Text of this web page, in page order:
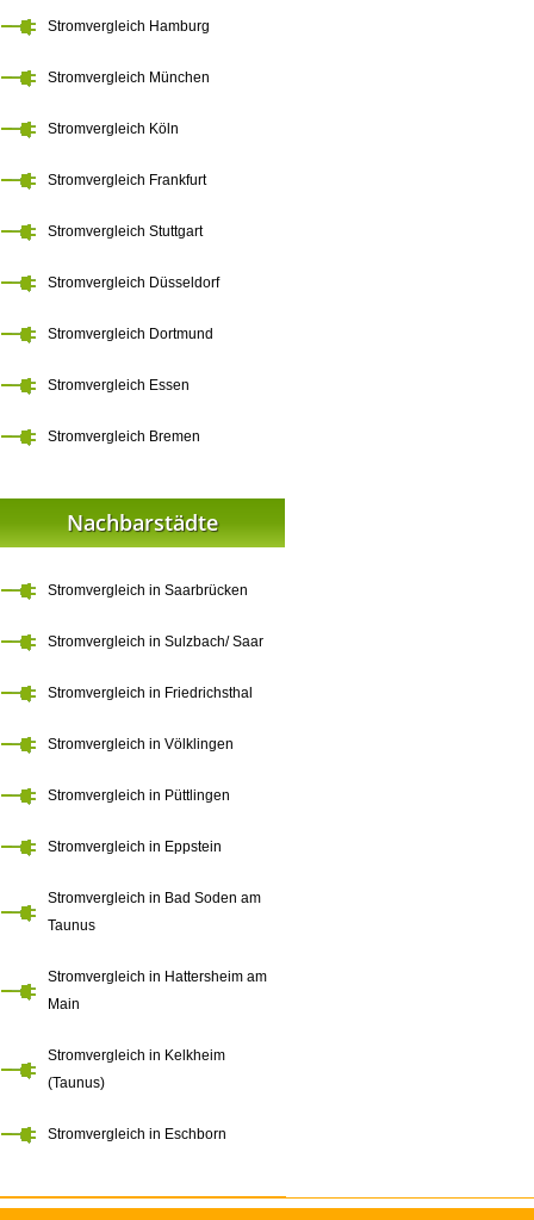
Stromvergleich Hamburg
Stromvergleich München
Stromvergleich Köln
Stromvergleich Frankfurt
Stromvergleich Stuttgart
Stromvergleich Düsseldorf
Stromvergleich Dortmund
Stromvergleich Essen
Stromvergleich Bremen
Nachbarstädte
Stromvergleich in Saarbrücken
Stromvergleich in Sulzbach/ Saar
Stromvergleich in Friedrichsthal
Stromvergleich in Völklingen
Stromvergleich in Püttlingen
Stromvergleich in Eppstein
Stromvergleich in Bad Soden am
Taunus
Stromvergleich in Hattersheim am
Main
Stromvergleich in Kelkheim
(Taunus)
Stromvergleich in Eschborn